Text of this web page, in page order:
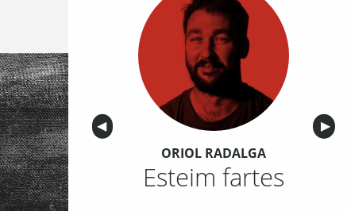
Anterior
◀︎ ▶︎
ORIOL RADALGA
Esteim fartes